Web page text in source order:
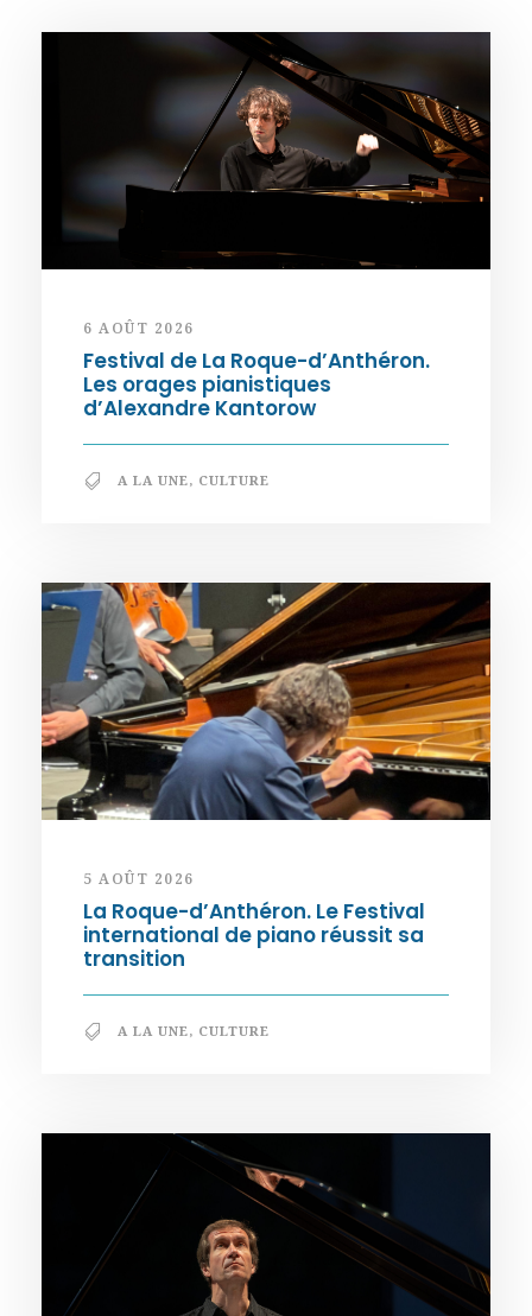
6 AOÛT 2026
Festival de La Roque-d’Anthéron.
Les orages pianistiques
d’Alexandre Kantorow
A LA UNE, CULTURE
5 AOÛT 2026
La Roque-d’Anthéron. Le Festival
international de piano réussit sa
transition
A LA UNE, CULTURE